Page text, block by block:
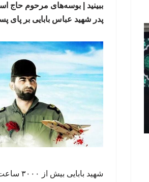
ببینید | بوسه‌های مرحوم حاج
پدر شهید عباس بابایی بر پای